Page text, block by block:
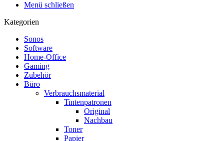
Menü schließen
Kategorien
Sonos
Software
Home-Office
Gaming
Zubehör
Büro
Verbrauchsmaterial
Tintenpatronen
Original
Nachbau
Toner
Papier